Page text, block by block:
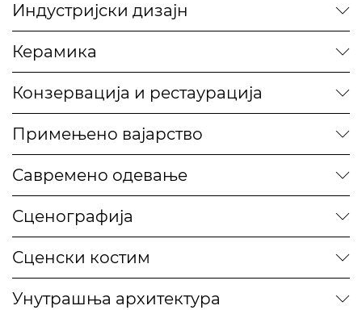
Индустријски дизајн
Керамика
Конзервација и рестаурација
Примењено вајарство
Савремено одевање
Сценографија
Сценски костим
Унутрашња архитектура